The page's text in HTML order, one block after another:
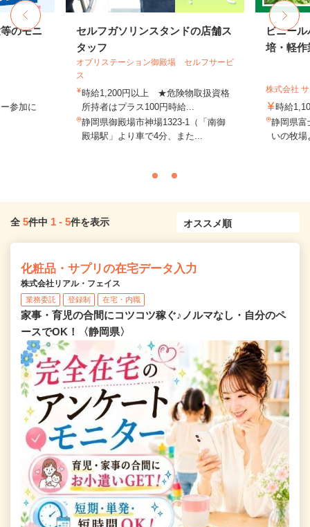
のモニ
参加に
セルフガソリンスタンドの店舗ス
タッフ
オブリステーション御殿場 セルフサービ
ス
時給1,200円以上 ★危険物取扱資格
所持者はプラス100円時給...
静岡県御殿場市神場1323-1（「南御
殿場駅」より車で4分、また...
ビニー
培・軽作
株式会社
時給
静岡県富
いの牧
全 5件中 1 - 5件を表示
化粧品・サプリの在宅データ入力
株式会社リアル・フェイス
業務委託 登録制 在宅・内職
家事・育児の合間にコツコツ稼ぐ♪ノルマなし・自分のペ
ースでOK！〈静岡県〉